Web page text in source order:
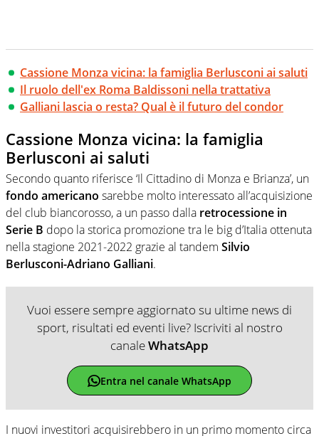
Cassione Monza vicina: la famiglia Berlusconi ai saluti
Il ruolo dell'ex Roma Baldissoni nella trattativa
Galliani lascia o resta? Qual è il futuro del condor
Cassione Monza vicina: la famiglia
Berlusconi ai saluti
Secondo quanto riferisce ‘Il Cittadino di Monza e Brianza’, un
fondo americano sarebbe molto interessato all’acquisizione
del club biancorosso, a un passo dalla retrocessione in
Serie B dopo la storica promozione tra le big d’Italia ottenuta
nella stagione 2021-2022 grazie al tandem Silvio
Berlusconi-Adriano Galliani.
Vuoi essere sempre aggiornato su ultime news di
sport, risultati ed eventi live? Iscriviti al nostro
canaleWhatsApp
Entra nel canale WhatsApp
I nuovi investitori acquisirebbero in un primo momento circa